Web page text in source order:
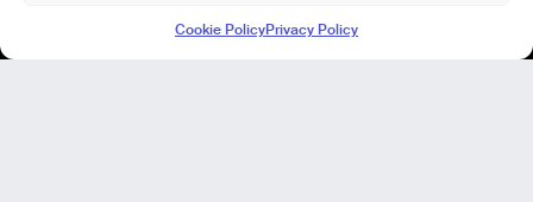
Cookie PolicyPrivacy Policy
Lungarno Galileo Galilei 1